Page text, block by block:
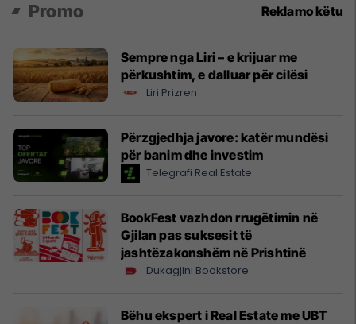
Promo Reklamo këtu
Sempre nga Liri – e krijuar me
përkushtim, e dalluar për cilësi
Liri Prizren
Përzgjedhja javore: katër mundësi
për banim dhe investim
Telegrafi Real Estate
BookFest vazhdon rrugëtimin në
Gjilan pas suksesit të
jashtëzakonshëm në Prishtinë
Dukagjini Bookstore
Bëhu ekspert i Real Estate me UBT